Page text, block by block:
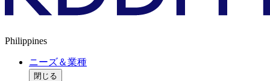
Philippines
ニーズ＆業種
閉じる